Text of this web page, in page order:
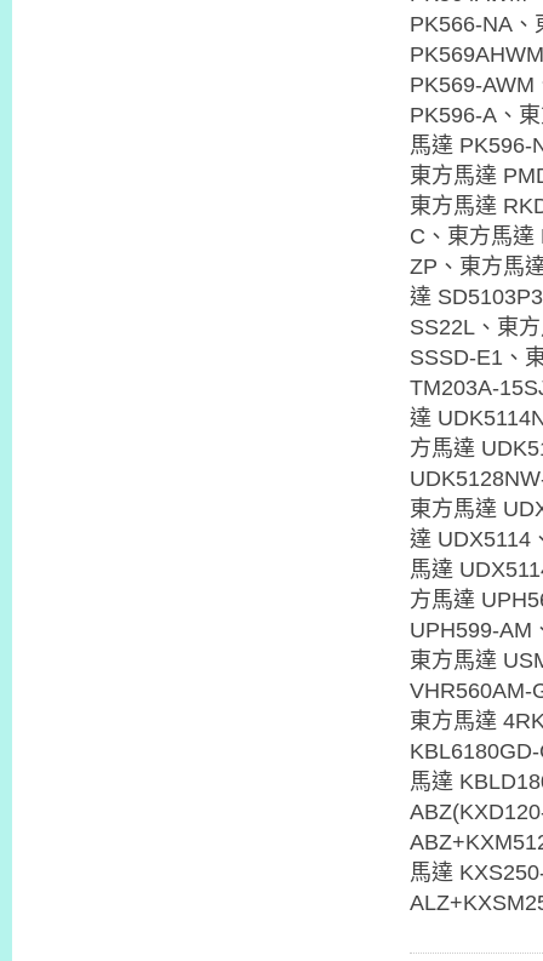
PK566-NA、
PK569-AWM
PK596-A、
馬達 PK596-
東方馬達
東方馬達
C、東方馬達
ZP、東方馬
達
SS22L、東
SSSD-E1、
TM203A-
達
方馬達
東方馬達
達 UDX5114
馬達
方馬達
UPH599-AM
東方馬達
VHR560AM-
東方馬達
馬達
馬達